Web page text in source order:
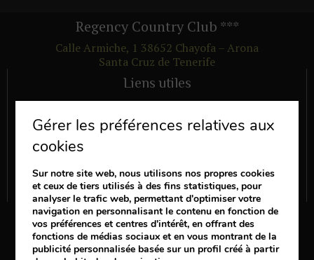
Regency Country Club ***
Calle Armiche, 1 38652 Chayofa – Arona
Santa Cruz de Tenerife
Liens utiles
CHAMBRES
SERVICES
VOIR LES COMMENTAIRES DES AUTRES CLIENTS
Suis nous
Gérer les préférences relatives aux
cookies
Sur notre site web, nous utilisons nos propres cookies
et ceux de tiers utilisés à des fins statistiques, pour
analyser le trafic web, permettant d'optimiser votre
navigation en personnalisant le contenu en fonction de
vos préférences et centres d'intérêt, en offrant des
fonctions de médias sociaux et en vous montrant de la
publicité personnalisée basée sur un profil créé à partir